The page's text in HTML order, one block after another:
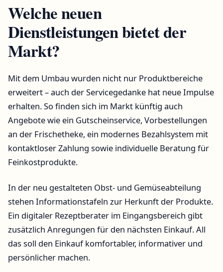
Welche neuen
Dienstleistungen bietet der
Markt?
Mit dem Umbau wurden nicht nur Produktbereiche
erweitert – auch der Servicegedanke hat neue Impulse
erhalten. So finden sich im Markt künftig auch
Angebote wie ein Gutscheinservice, Vorbestellungen
an der Frischetheke, ein modernes Bezahlsystem mit
kontaktloser Zahlung sowie individuelle Beratung für
Feinkostprodukte.
In der neu gestalteten Obst- und Gemüseabteilung
stehen Informationstafeln zur Herkunft der Produkte.
Ein digitaler Rezeptberater im Eingangsbereich gibt
zusätzlich Anregungen für den nächsten Einkauf. All
das soll den Einkauf komfortabler, informativer und
persönlicher machen.